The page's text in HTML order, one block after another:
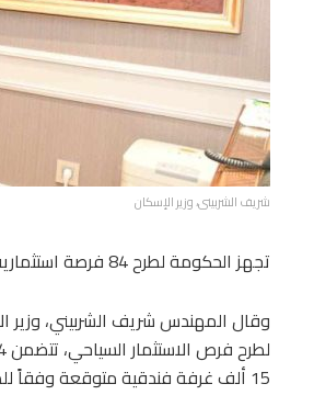
شريف الشربينى، وزير الإسكان
تجهز الحكومة لطرح 84 فرصة استثمارية جديدة بالقطاع السياحى لإضافة 48.5 ألف غرفة فندقية.
وقال المهندس شريف الشربيني، وزير
15 ألف غرفة فندقية متوقعة وفقاً للطلبات الحالية لعدد 25 تخصيصا تم اعتمادها من مجلس إدارة الهيئة.